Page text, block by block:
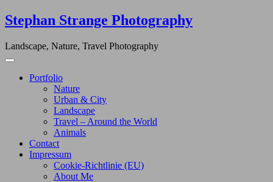
Skip
to
Stephan Strange Photography
Landscape, Nature, Travel Photography
Portfolio
Nature
Urban & City
Landscape
Travel – Around the World
Animals
Contact
Impressum
Cookie-Richtlinie (EU)
About Me